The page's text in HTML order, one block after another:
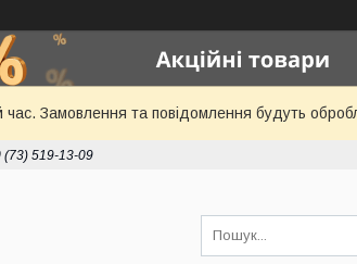
час. Замовлення та повідомлення будуть
(73) 519-13-09